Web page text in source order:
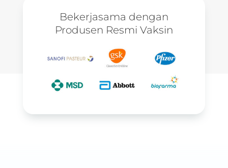
Bekerjasama dengan
Produsen Resmi Vaksin